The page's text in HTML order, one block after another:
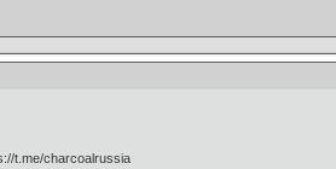
t.me/charcoalrussia